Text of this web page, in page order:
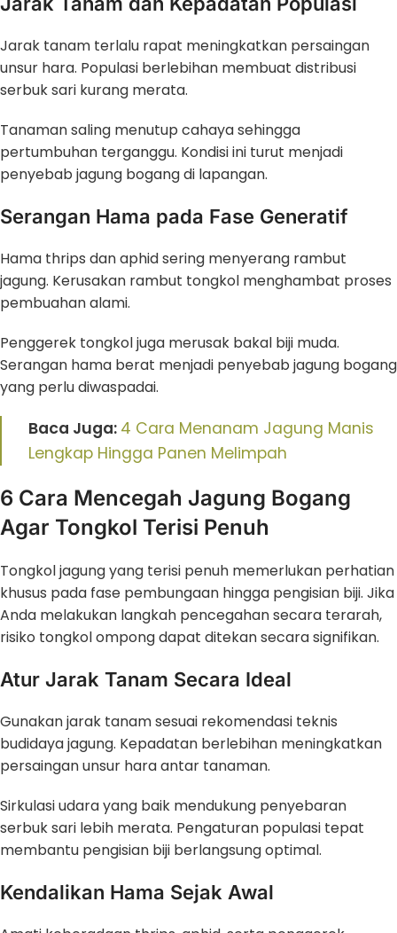
Jarak tanam terlalu rapat meningkatkan persaingan
unsur hara. Populasi berlebihan membuat distribusi
serbuk sari kurang merata.
Tanaman saling menutup cahaya sehingga
pertumbuhan terganggu. Kondisi ini turut menjadi
penyebab jagung bogang di lapangan.
Serangan Hama pada Fase Generatif
Hama thrips dan aphid sering menyerang rambut
jagung. Kerusakan rambut tongkol menghambat proses
pembuahan alami.
Penggerek tongkol juga merusak bakal biji muda.
Serangan hama berat menjadi penyebab jagung bogang
yang perlu diwaspadai.
Baca Juga: 4 Cara Menanam Jagung Manis
Lengkap Hingga Panen Melimpah
6 Cara Mencegah Jagung Bogang
Agar Tongkol Terisi Penuh
Tongkol jagung yang terisi penuh memerlukan perhatian
khusus pada fase pembungaan hingga pengisian biji. Jika
Anda melakukan langkah pencegahan secara terarah,
risiko tongkol ompong dapat ditekan secara signifikan.
Atur Jarak Tanam Secara Ideal
Gunakan jarak tanam sesuai rekomendasi teknis
budidaya jagung. Kepadatan berlebihan meningkatkan
persaingan unsur hara antar tanaman.
Sirkulasi udara yang baik mendukung penyebaran
serbuk sari lebih merata. Pengaturan populasi tepat
membantu pengisian biji berlangsung optimal.
Kendalikan Hama Sejak Awal